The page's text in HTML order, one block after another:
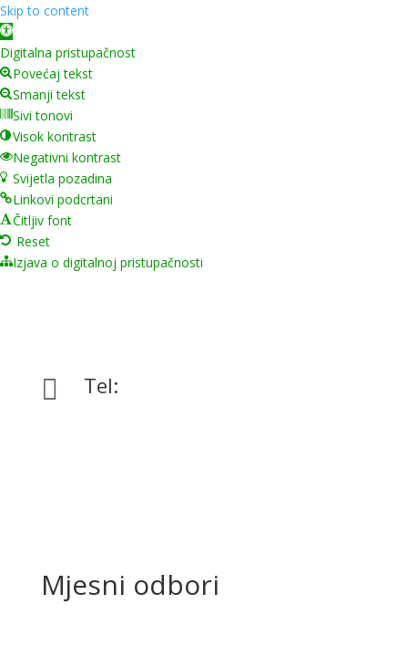
Skip to content
Open toolbar
Digitalna pristupačnost
Povećaj tekst
Smanji tekst
Sivi tonovi
Visok kontrast
Negativni kontrast
Svijetla pozadina
Linkovi podcrtani
Čitljiv font
Reset
Izjava o digitalnoj pristupačnosti
 Tel:
Mjesni odbori